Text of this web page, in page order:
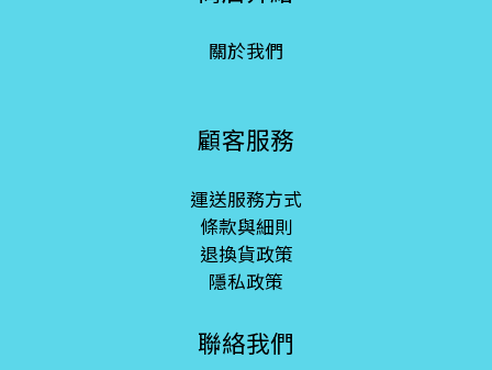
關於我們
顧客服務
運送服務方式
條款與細則
退換貨政策
隱私政策
聯絡我們